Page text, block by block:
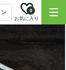
ン
お気に入り
0